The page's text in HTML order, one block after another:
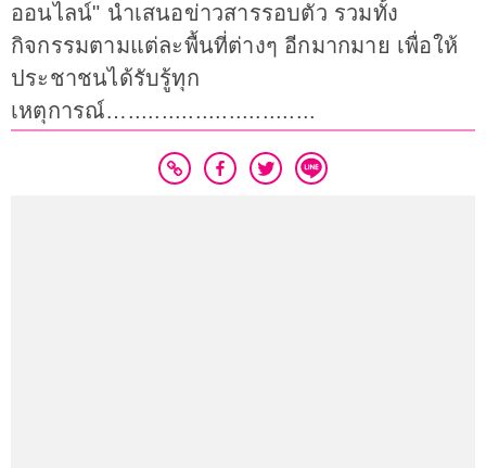
ออนไลน์" นำเสนอข่าวสารรอบตัว รวมทั้ง
กิจกรรมตามแต่ละพื้นที่ต่างๆ อีกมากมาย เพื่อให้
ประชาชนได้รับรู้ทุก
เหตุการณ์…............................